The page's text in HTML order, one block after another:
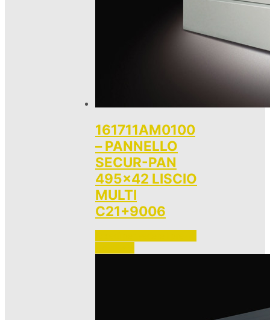
161711AM0100
– PANNELLO
SECUR-PAN
495×42 LISCIO
MULTI
C21+9006